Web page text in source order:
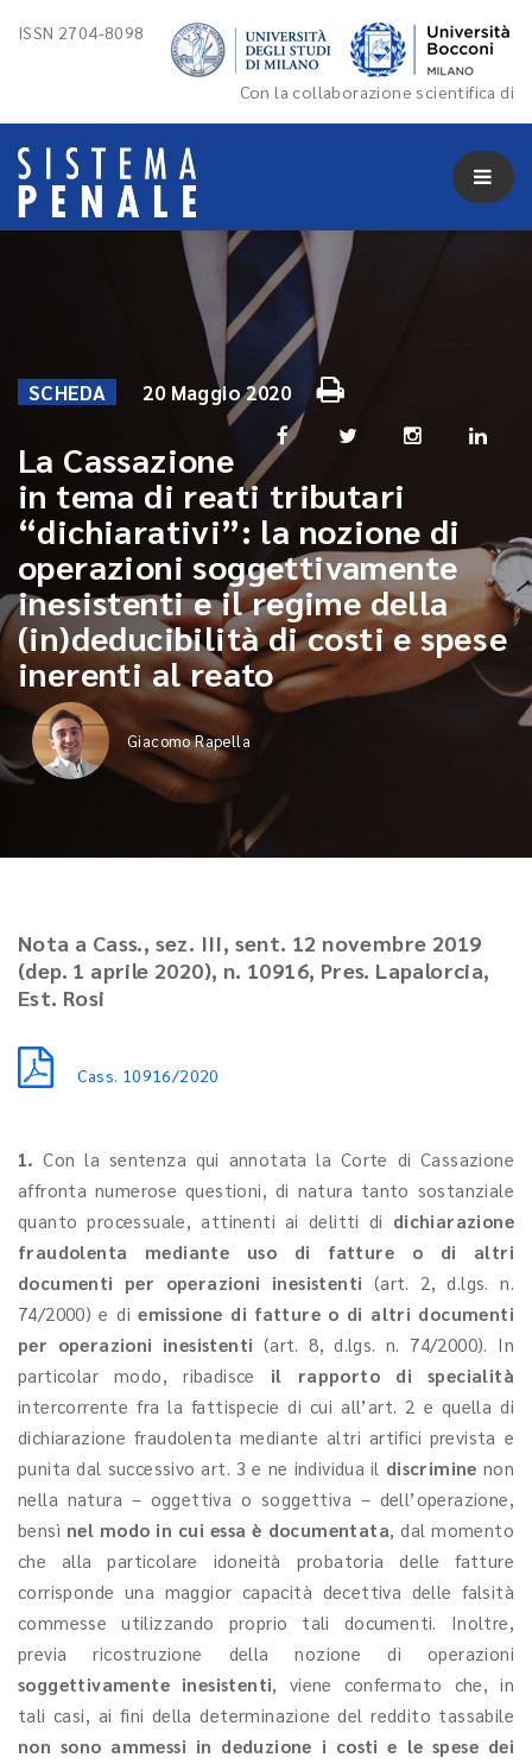
ISSN 2704-8098
Con la collaborazione scientifica di
SCHEDA 20 Maggio 2020
La Cassazione
in tema di reati tributari
“dichiarativi”: la nozione di
operazioni soggettivamente
inesistenti e il regime della
(in)deducibilità di costi e spese
inerenti al reato
Giacomo Rapella
Nota a Cass., sez. III, sent. 12 novembre 2019
(dep. 1 aprile 2020), n. 10916, Pres. Lapalorcia,
Est. Rosi
Cass. 10916/2020
1. Con la sentenza qui annotata la Corte di Cassazione
affronta numerose questioni, di natura tanto sostanziale
quanto processuale, attinenti ai delitti di dichiarazione
fraudolenta mediante uso di fatture o di altri
documenti per operazioni inesistenti (art. 2, d.lgs. n.
74/2000) e diemissione di fatture o di altri documenti
per operazioni inesistenti (art. 8, d.lgs. n. 74/2000). In
particolar modo, ribadisce il rapporto di specialità
intercorrente fra la fattispecie di cui all’art. 2 e quella di
dichiarazione fraudolenta mediante altri artifici prevista e
punita dal successivo art. 3 e ne individua il discrimine non
nella natura – oggettiva o soggettiva – dell’operazione,
bensì nel modo in cui essa è documentata, dal momento
che alla particolare idoneità probatoria delle fatture
corrisponde una maggior capacità decettiva delle falsità
commesse utilizzando proprio tali documenti. Inoltre,
previa ricostruzione della nozione di operazioni
soggettivamente inesistenti, viene confermato che, in
tali casi, ai fini della determinazione del reddito tassabile
non sono ammessi in deduzione i costi e le spese dei